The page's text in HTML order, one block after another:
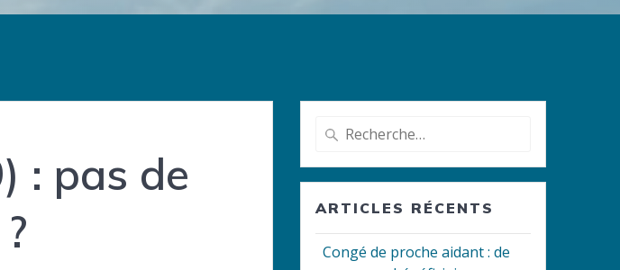
: pas de
Recherche
:
ARTICLES RÉCENTS
Congé de proche aidant : de